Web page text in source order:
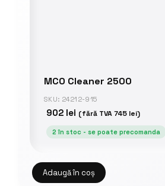
MCO Cleaner 2500
SKU: 24212-915
902 lei (fără TVA745 lei)
2 în stoc - se poate precomanda
Adaugă în coș